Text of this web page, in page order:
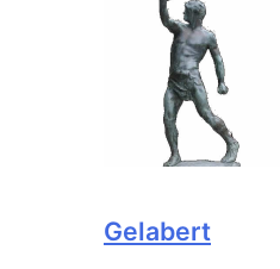
Gelabert